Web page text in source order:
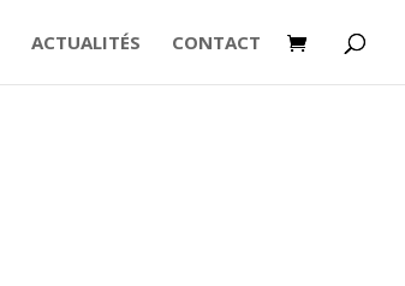
ACTUALITÉS CONTACT